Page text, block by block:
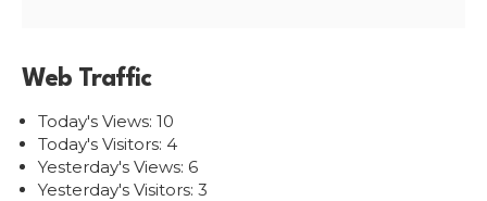
Web Traffic
Today's Views: 10
Today's Visitors: 4
Yesterday's Views: 6
Yesterday's Visitors: 3